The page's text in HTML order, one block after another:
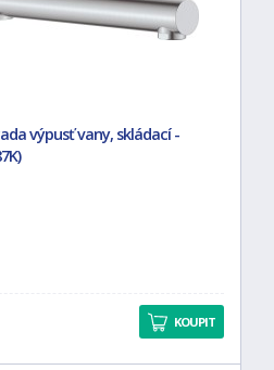
výpusť vany, skládací -
KOUPIT